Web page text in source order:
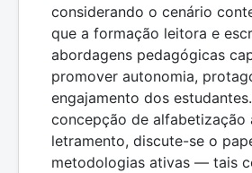
considerando o cenário
que a formação leitora e
abordagens pedagógicas
promover autonomia,
engajamento dos
concepção de alfabetização
letramento, discute-se o
metodologias ativas — tais